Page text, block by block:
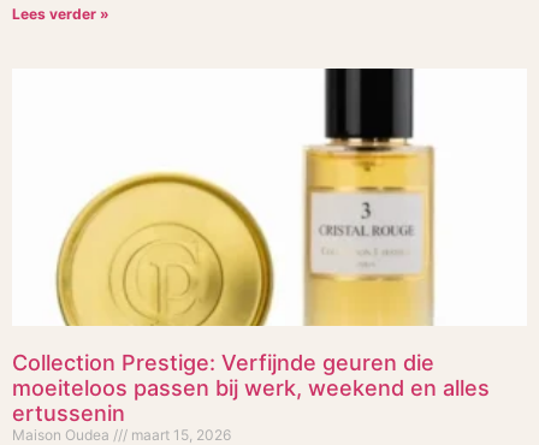
Lees verder »
Collection Prestige: Verfijnde geuren die
moeiteloos passen bij werk, weekend en alles
ertussenin
Maison Oudea maart 15, 2026